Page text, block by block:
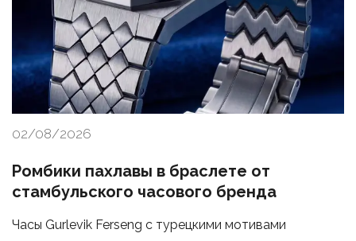
02/08/2026
Ромбики пахлавы в браслете от
стамбульского часового бренда
Часы Gurlevik Ferseng с турецкими мотивами